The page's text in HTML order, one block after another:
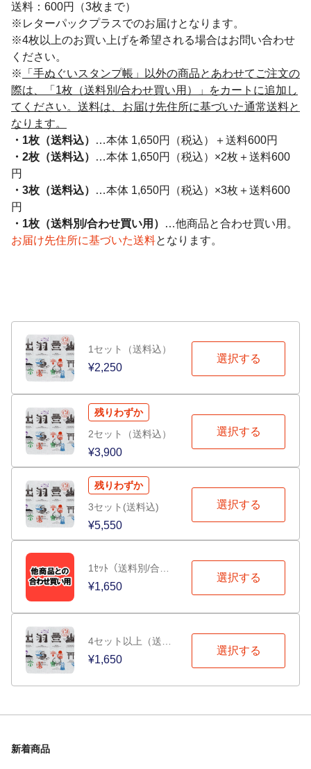
送料：600円（3枚まで）
※レターパックプラスでのお届けとなります。
※4枚以上のお買い上げを希望される場合はお問い合わせ
ください。
※
「手ぬぐいスタンプ帳」以外の商品とあわせてご注文の
際は、「1枚（送料別/合わせ買い用）」をカートに追加し
てください。送料は、お届け先住所に基づいた通常送料と
なります。
・1枚（送料込）
…本体 1,650円（税込）＋送料600円
・2枚（送料込）
…本体 1,650円（税込）×2枚＋送料600
円
・3枚（送料込）
…本体 1,650円（税込）×3枚＋送料600
円
・1枚（送料別/合わせ買い用）
…他商品と合わせ買い用。
お届け先住所に基づいた送料となります。
1セット（送料込）
¥2,250
選択する
残りわずか
2セット（送料込）
¥3,900
選択する
残りわずか
3セット(送料込)
¥5,550
選択する
¥1,650
選択する
¥1,650
選択する
新着商品